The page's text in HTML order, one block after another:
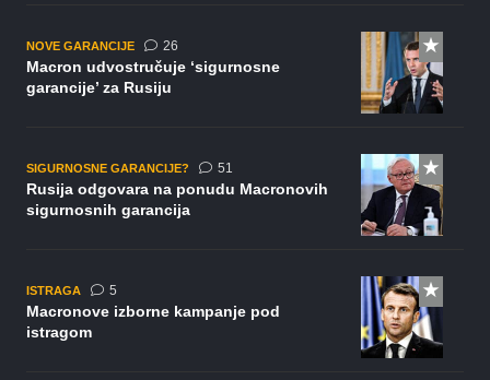
NOVE GARANCIJE 26komentara
Macron udvostručuje ‘sigurnosne
garancije’ za Rusiju
SIGURNOSNE GARANCIJE? 51
Rusija odgovara na ponudu Macronovih
sigurnosnih garancija
ISTRAGA 5komentara
Macronove izborne kampanje pod
istragom